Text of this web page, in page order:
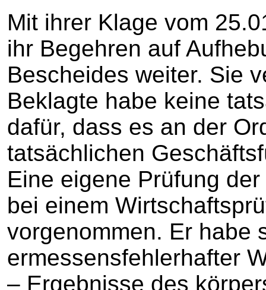
Mit ihrer Klage vom
ihr Begehren auf
Bescheides weiter. Sie
Beklagte habe keine
dafür, dass es an der
tatsächlichen
Eine eigene Prüfung
bei einem
vorgenommen. Er habe
ermessensfehlerhafter
– Ergebnisse des